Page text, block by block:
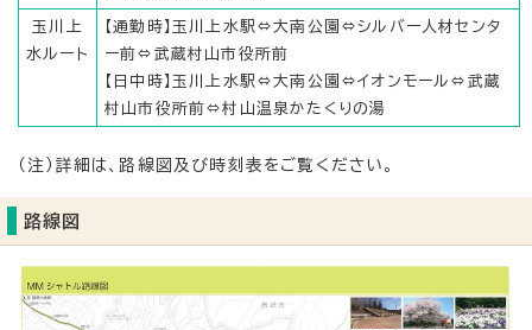
玉川上
水ルート
【通勤時】玉川上水駅⇔大南公園⇔シルバー人材センタ
ー前⇔武蔵村山市役所前
【日中時】玉川上水駅⇔大南公園⇔イオンモール⇔武蔵
村山市役所前⇔村山温泉かたくりの湯
（注）詳細は、路線図及び時刻表をご覧ください。
路線図